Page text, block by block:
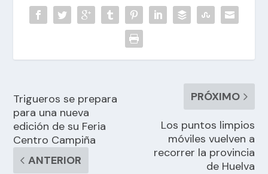
Trigueros se prepara
para una nueva
edición de su Feria
Centro Campiña
ANTERIOR
PRÓXIMO
Los puntos limpios
móviles vuelven a
recorrer la provincia
de Huelva